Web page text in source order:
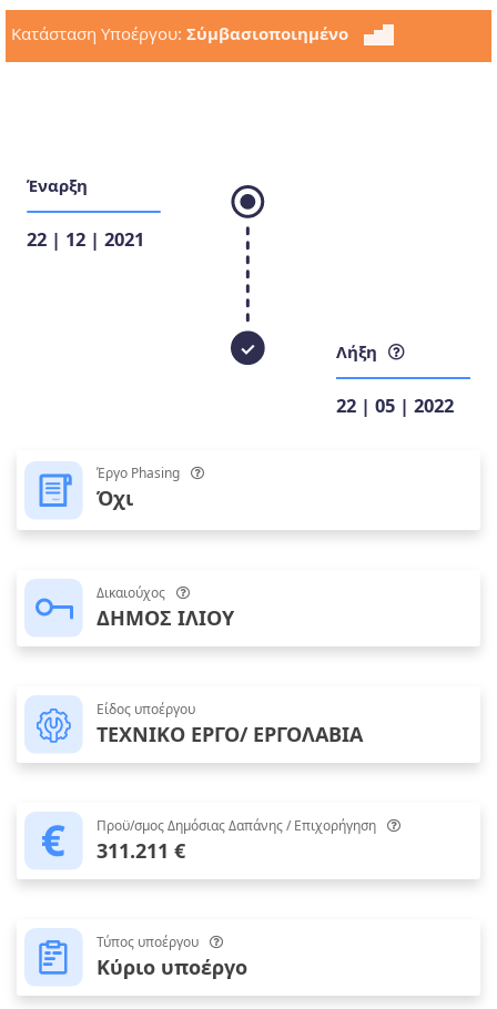
Κατάσταση Υποέργου: Σύμβασιοποιημένο
Έναρξη
22 | 12 | 2021
Λήξη
22 | 05 | 2022
Έργο Phasing
Όχι
Δικαιούχος
ΔΗΜΟΣ ΙΛΙΟΥ
Είδος υποέργου
ΤΕΧΝΙΚΟ ΕΡΓΟ/ ΕΡΓΟΛΑΒΙΑ
Προϋ/σμος Δημόσιας Δαπάνης / Επιχορήγηση
311.211 €
Τύπος υποέργου
Κύριο υποέργο